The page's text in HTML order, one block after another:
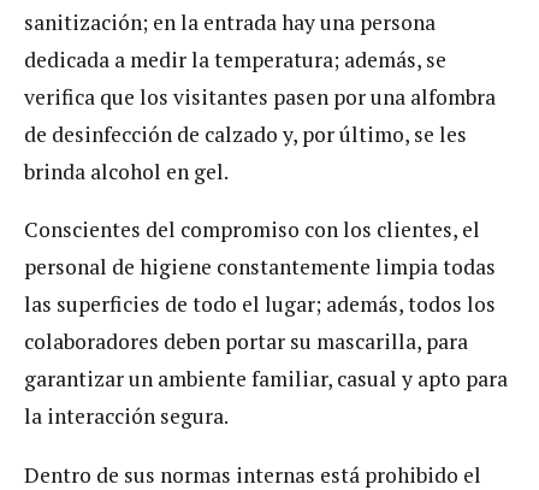
sanitización; en la entrada hay una persona
dedicada a medir la temperatura; además, se
verifica que los visitantes pasen por una alfombra
de desinfección de calzado y, por último, se les
brinda alcohol en gel.
Conscientes del compromiso con los clientes, el
personal de higiene constantemente limpia todas
las superficies de todo el lugar; además, todos los
colaboradores deben portar su mascarilla, para
garantizar un ambiente familiar, casual y apto para
la interacción segura.
Dentro de sus normas internas está prohibido el